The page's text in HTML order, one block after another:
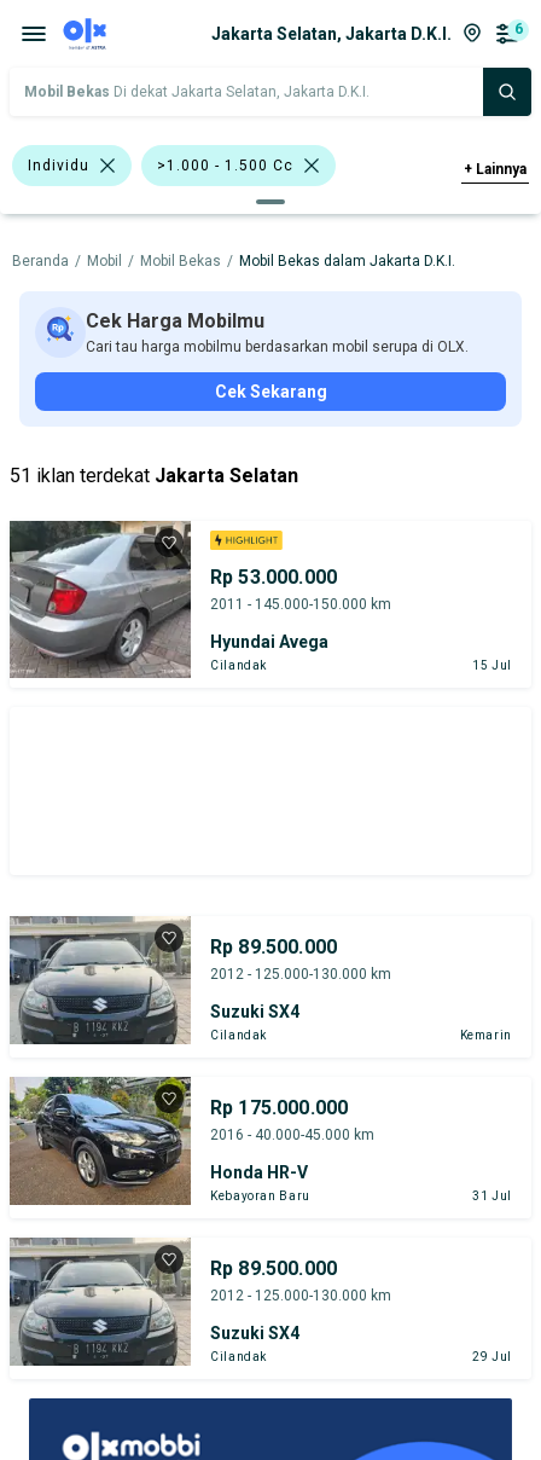
Jakarta Selatan, Jakarta D.K.I. 6
Mobil Bekas Di dekat Jakarta Selatan, Jakarta D.K.I.
Individu >1.000 - 1.500 Cc
>1.500 - 2.000 Cc Hitam
Abu-Abu Merah
Bursa Mobil Blok M Square
Bursa Gading Auto Center
Bursa Blok M Mall
Bursa BEZ Paramount Serpong
Bursa Mobil Bekas Giant (BMB)
Toyota Yaris Honda
+ Lainnya
Beranda / Mobil / Mobil Bekas / Mobil Bekas dalam Jakarta D.K.I.
Cek Harga Mobilmu
Cari tau harga mobilmu berdasarkan mobil serupa di OLX.
Cek Sekarang
51 iklan terdekat Jakarta Selatan
Rp 53.000.000
2011 - 145.000-150.000 km
Hyundai Avega
Cilandak 15 Jul
Rp 89.500.000
2012 - 125.000-130.000 km
Suzuki SX4
Cilandak Kemarin
Rp 175.000.000
2016 - 40.000-45.000 km
Honda HR-V
Kebayoran Baru 31 Jul
Rp 89.500.000
2012 - 125.000-130.000 km
Suzuki SX4
Cilandak 29 Jul